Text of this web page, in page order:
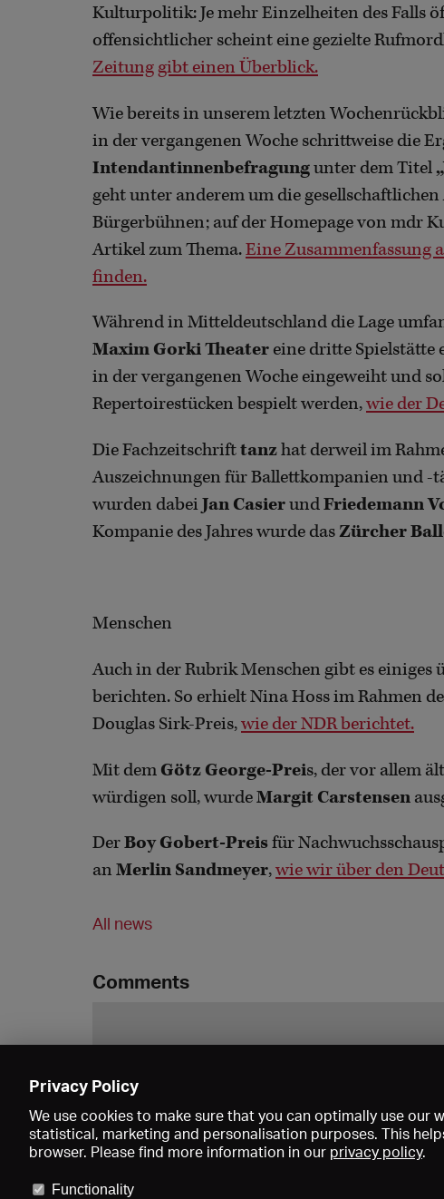
Kulturpolitik: Je mehr Einzelheiten des Falls
offensichtlicher scheint eine gezielte
Zeitung gibt einen Überblick.
Wie bereits in unserem letzten
in der vergangenen Woche schrittweise die
Intendantinnenbefragungunter dem Titel
geht unter anderem um die
Bürgerbühnen; auf der Homepage von mdr
Artikel zum Thema.Eine Zusammenfassung
finden.
Während in Mitteldeutschland die Lage
Maxim Gorki Theater eine dritte Spielstätte
in der vergangenen Woche eingeweiht und
Repertoirestücken bespielt werden,wie der
Die Fachzeitschrifttanzhat derweil im
Auszeichnungen für Ballettkompanien und -
wurden dabei Jan CasierundFriedemann
Kompanie des Jahres wurde dasZürcher
Menschen
Auch in der Rubrik Menschen gibt es einiges
berichten. So erhielt Nina Hoss im Rahmen
Douglas Sirk-Preis,wie der NDR berichtet.
Mit dem Götz George-Preis, der vor allem
würdigen soll, wurdeMargit Carstensen
DerBoy Gobert-Preisfür
an Merlin Sandmeyer,wie wir über den
All news
Comments
Privacy Policy
We use cookies to make sure that you can optimally use our
statistical, marketing and personalisation purposes. This
browser. Please find more information in our privacy policy.
Functionality